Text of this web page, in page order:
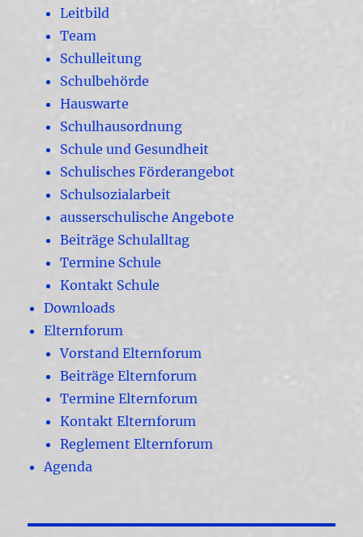
Leitbild
Team
Schulleitung
Schulbehörde
Hauswarte
Schulhausordnung
Schule und Gesundheit
Schulisches Förderangebot
Schulsozialarbeit
ausserschulische Angebote
Beiträge Schulalltag
Termine Schule
Kontakt Schule
Downloads
Elternforum
Vorstand Elternforum
Beiträge Elternforum
Termine Elternforum
Kontakt Elternforum
Reglement Elternforum
Agenda